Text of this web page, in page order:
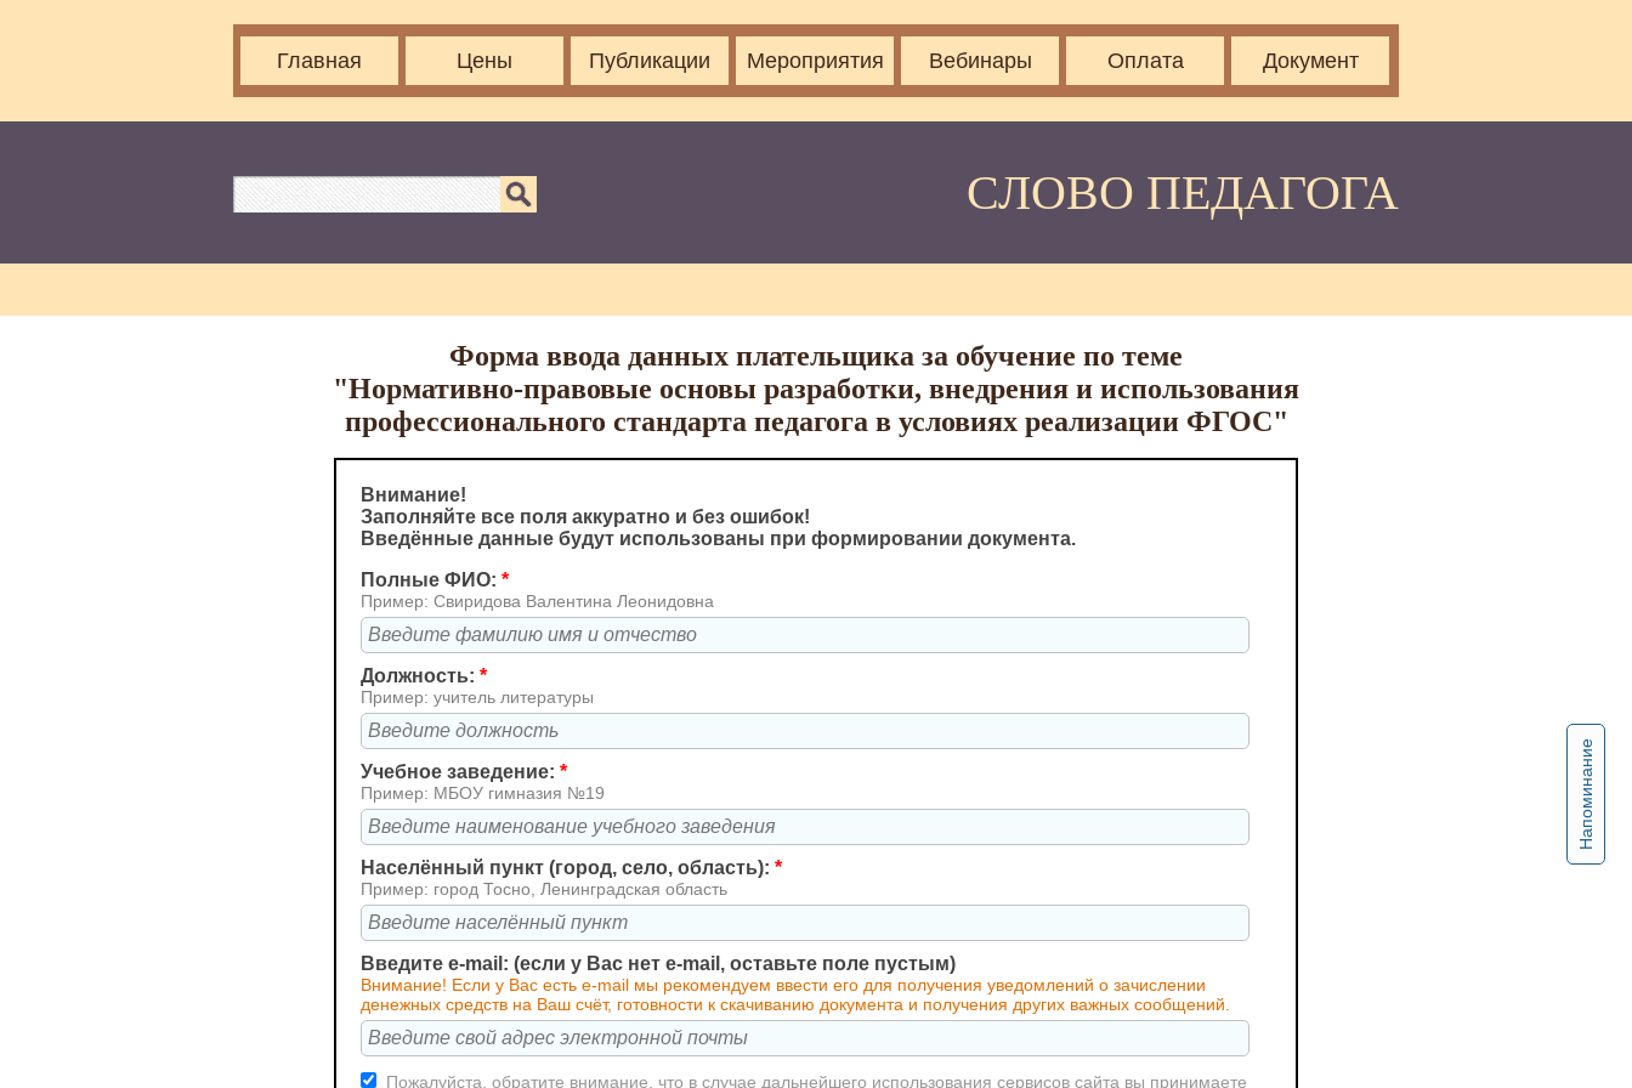
Главная Цены Публикации Мероприятия Вебинары Оплата Документ
СЛОВО ПЕДАГОГА
Напоминание
Форма ввода данных плательщика за обучение по теме
"Нормативно-правовые основы разработки, внедрения и использования
профессионального стандарта педагога в условиях реализации ФГОС"
Внимание!
Заполняйте все поля аккуратно и без ошибок!
Введённые данные будут использованы при формировании документа.
Полные ФИО: *
Пример: Свиридова Валентина Леонидовна
Должность: *
Пример: учитель литературы
Учебное заведение: *
Пример: МБОУ гимназия №19
Населённый пункт (город, село, область): *
Пример: город Тосно, Ленинградская область
Введите e-mail: (если у Вас нет e-mail, оставьте поле пустым)
Внимание! Если у Вас есть e-mail мы рекомендуем ввести его для получения уведомлений о зачислении
денежных средств на Ваш счёт, готовности к скачиванию документа и получения других важных сообщений.
Пожалуйста, обратите внимание, что в случае дальнейшего использования сервисов сайта вы принимаете